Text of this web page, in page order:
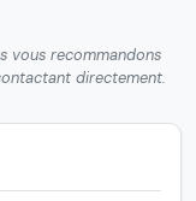
vous recommandons
directement.